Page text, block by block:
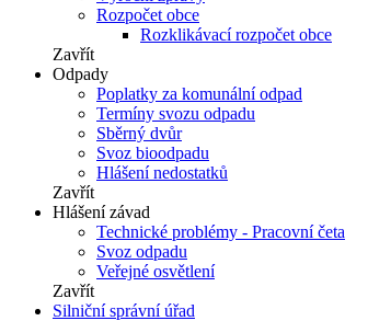
Rozpočet obce
Rozklikávací rozpočet obce
Zavřít
Odpady
Poplatky za komunální odpad
Termíny svozu odpadu
Sběrný dvůr
Svoz bioodpadu
Hlášení nedostatků
Zavřít
Hlášení závad
Technické problémy - Pracovní četa
Svoz odpadu
Veřejné osvětlení
Zavřít
Silniční správní úřad